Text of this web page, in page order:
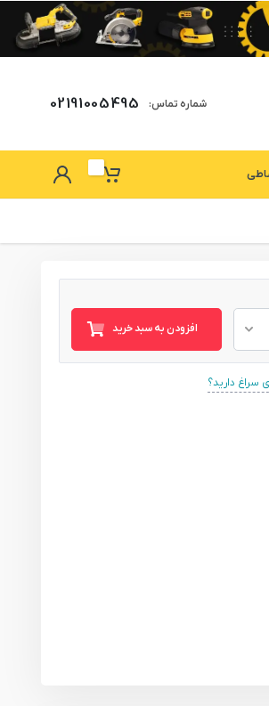
شماره تماس: 02191005495
افزودن به سبد خرید
سراغ دارید؟